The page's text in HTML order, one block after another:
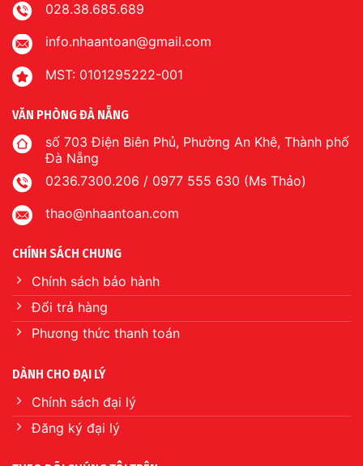
028.38.685.689
info.nhaantoan@gmail.com
MST: 0101295222-001
VĂN PHÒNG ĐÀ NẴNG
số 703 Điện Biên Phủ, Phường An Khê, Thành phố
Đà Nẵng
0236.7300.206 / 0977 555 630 (Ms Thảo)
thao@nhaantoan.com
CHÍNH SÁCH CHUNG
Chính sách bảo hành
Đổi trả hàng
Phương thức thanh toán
DÀNH CHO ĐẠI LÝ
Chính sách đại lý
Đăng ký đại lý